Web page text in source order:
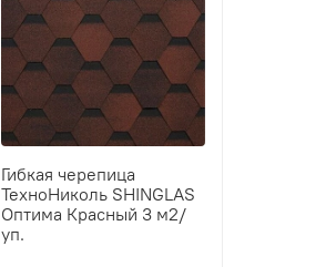
Гибкая черепица
ТехноНиколь SHINGLAS
Оптима Красный 3 м2/
уп.